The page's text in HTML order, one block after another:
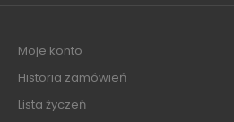
Moje konto
Historia zamówień
Lista życzeń